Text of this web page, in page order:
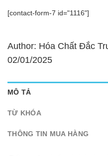
[contact-form-7 id="1116"]
Author: Hóa Chất Đắc
02/01/2025
MÔ TẢ
TỪ KHÓA
THÔNG TIN MUA HÀNG